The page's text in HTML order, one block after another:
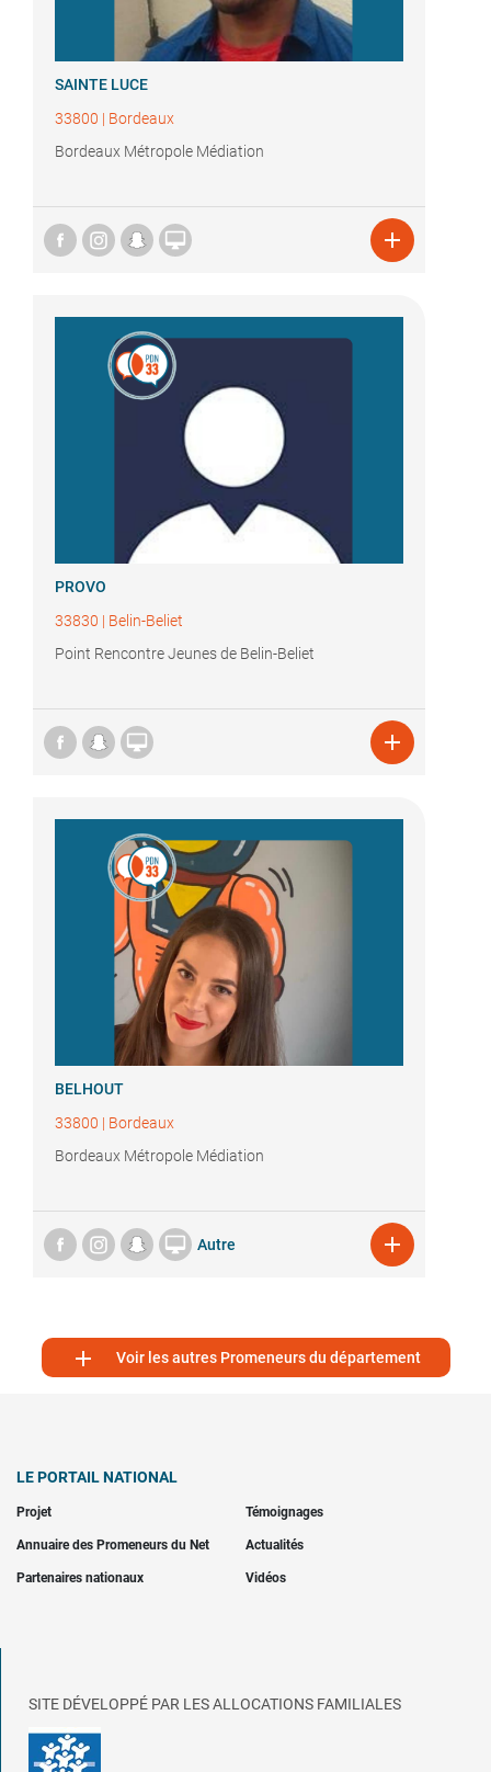
SAINTE LUCE
33800 | Bordeaux
Bordeaux Métropole Médiation
 
PROVO
33830 | Belin-Beliet
Point Rencontre Jeunes de Belin-Beliet
 
BELHOUT
33800 | Bordeaux
Bordeaux Métropole Médiation
 Autre 
 Voir les autres Promeneurs du département
LE PORTAIL NATIONAL
Projet Témoignages
Annuaire des Promeneurs du Net Actualités
Partenaires nationaux Vidéos
SITE DÉVELOPPÉ PAR LES ALLOCATIONS FAMILIALES